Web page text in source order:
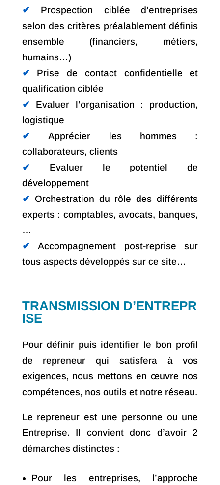
✔︎ Prospection ciblée d’entreprises
selon des critères préalablement définis
ensemble (financiers, métiers,
humains…)
✔︎
Prise de contact confidentielle et
qualification ciblée
✔︎
Evaluer l’organisation : production,
logistique
✔︎
Apprécier les hommes :
collaborateurs, clients
✔︎
Evaluer le potentiel de
développement
✔︎ Orchestration du rôle des différents
experts : comptables, avocats, banques,
…
✔︎
Accompagnement post-reprise sur
tous aspects développés sur ce site…
TRANSMISSION D’ENTREPR
ISE
Pour définir puis identifier le bon profil
de repreneur qui satisfera à vos
exigences, nous mettons en œuvre nos
compétences, nos outils et notre réseau.
Le repreneur est une personne ou une
Entreprise. Il convient donc d’avoir 2
démarches distinctes :
Pour les entreprises, l’approche